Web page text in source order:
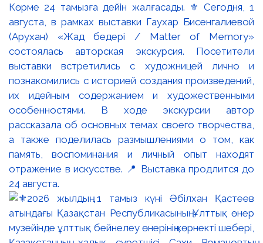
Көрме 24 тамызға дейін жалғасады. ⚜️ Сегодня, 1
августа, в рамках выставки Гаухар Бисенгалиевой
(Арухан) «Жад бедері / Matter of Memory»
состоялась авторская экскурсия. Посетители
выставки встретились с художницей лично и
познакомились с историей создания произведений,
их идейным содержанием и художественными
особенностями. В ходе экскурсии автор
рассказала об основных темах своего творчества,
а также поделилась размышлениями о том, как
память, воспоминания и личный опыт находят
отражение в искусстве. 📍 Выставка продлится до
24 августа.